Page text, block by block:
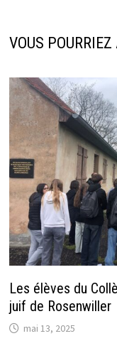
VOUS
Les élèves du
juif de Rosenwiller
mai 13, 2025